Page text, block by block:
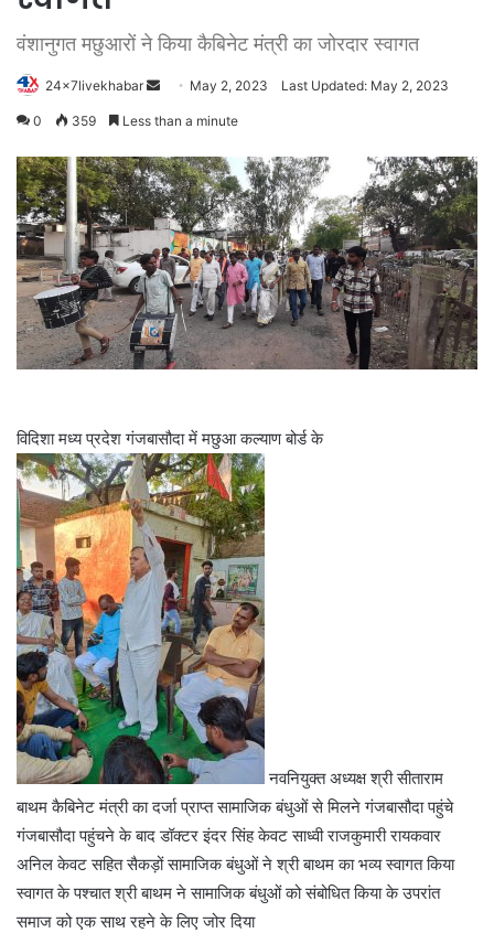
वंशानुगत मछुआरों ने किया कैबिनेट मंत्री का जोरदार स्वागत
24x7livekhabar
Send May 2, 2023 Last Updated: May 2, 2023
0 359 Less than a minute
विदिशा मध्य प्रदेश गंजबासौदा में मछुआ कल्याण बोर्ड के
नवनियुक्त अध्यक्ष श्री सीताराम
बाथम कैबिनेट मंत्री का दर्जा प्राप्त सामाजिक बंधुओं से मिलने गंजबासौदा पहुंचे
गंजबासौदा पहुंचने के बाद डॉक्टर इंदर सिंह केवट साध्वी राजकुमारी रायकवार
अनिल केवट सहित सैकड़ों सामाजिक बंधुओं ने श्री बाथम का भव्य स्वागत किया
स्वागत के पश्चात श्री बाथम ने सामाजिक बंधुओं को संबोधित किया के उपरांत
समाज को एक साथ रहने के लिए जोर दिया